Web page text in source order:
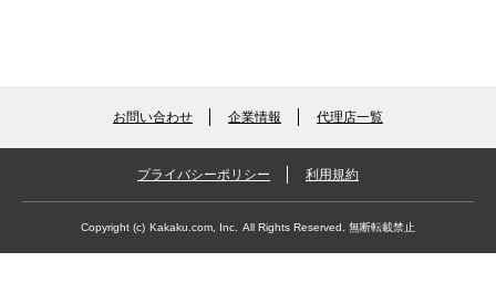
お問い合わせ 企業情報 代理店一覧
プライバシーポリシー 利用規約
Copyright (c) Kakaku.com, Inc. All Rights Reserved. 無断転載禁止